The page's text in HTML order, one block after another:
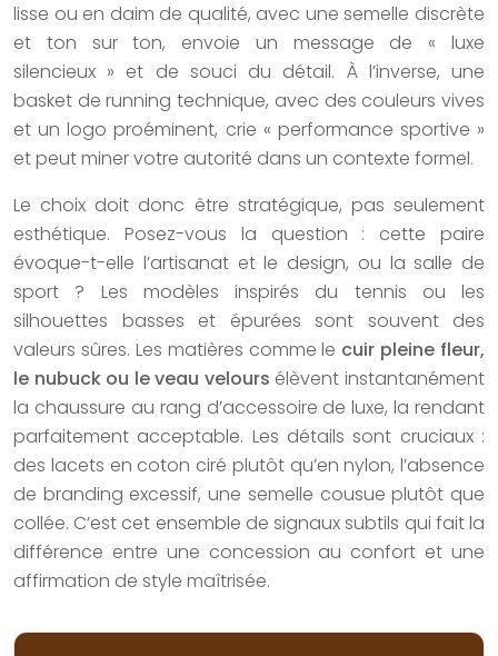
lisse ou en daim de qualité, avec une semelle discrète
et ton sur ton, envoie un message de « luxe
silencieux » et de souci du détail. À l’inverse, une
basket de running technique, avec des couleurs vives
et un logo proéminent, crie « performance sportive »
et peut miner votre autorité dans un contexte formel.
Le choix doit donc être stratégique, pas seulement
esthétique. Posez-vous la question : cette paire
évoque-t-elle l’artisanat et le design, ou la salle de
sport ? Les modèles inspirés du tennis ou les
silhouettes basses et épurées sont souvent des
valeurs sûres. Les matières comme le cuir pleine fleur,
le nubuck ou le veau velours élèvent instantanément
la chaussure au rang d’accessoire de luxe, la rendant
parfaitement acceptable. Les détails sont cruciaux :
des lacets en coton ciré plutôt qu’en nylon, l’absence
de branding excessif, une semelle cousue plutôt que
collée. C’est cet ensemble de signaux subtils qui fait la
différence entre une concession au confort et une
affirmation de style maîtrisée.